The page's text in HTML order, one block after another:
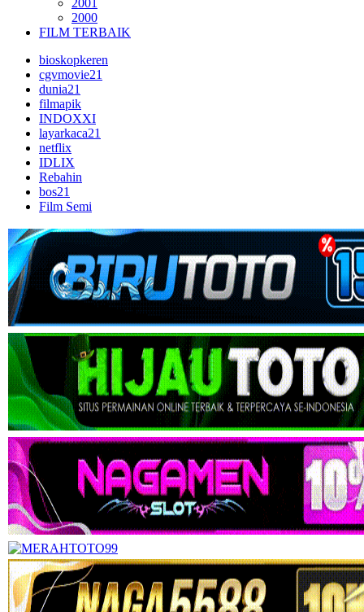
2001
2000
FILM TERBAIK
bioskopkeren
cgvmovie21
dunia21
filmapik
INDOXXI
layarkaca21
netflix
IDLIX
Rebahin
bos21
Film Semi